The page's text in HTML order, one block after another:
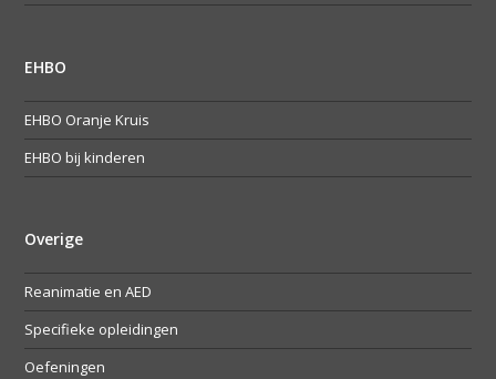
EHBO
EHBO Oranje Kruis
EHBO bij kinderen
Overige
Reanimatie en AED
Specifieke opleidingen
Oefeningen